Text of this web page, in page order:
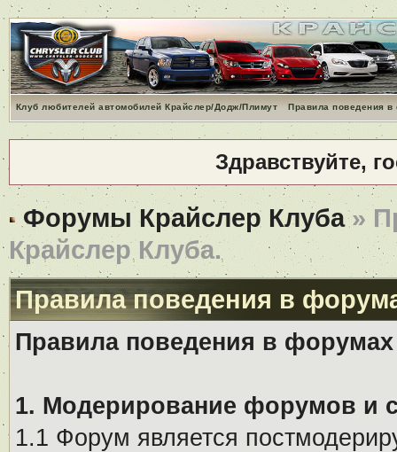
Клуб любителей автомобилей Крайслер/Додж/Плимут Правила поведения
Здравствуйте,
Форумы Крайслер Клуба»
Крайслер Клуба.
Правила поведения в
Правила поведения в
1. Модерирование форумов и
1.1 Форум является